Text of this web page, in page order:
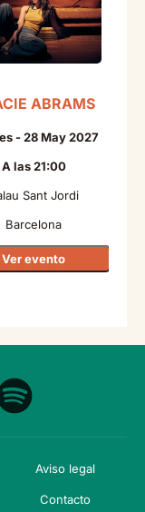
ABRAMS
- 28 May 2027
A las 21:00
Sant Jordi
Barcelona
Ver evento
Aviso legal
Contacto